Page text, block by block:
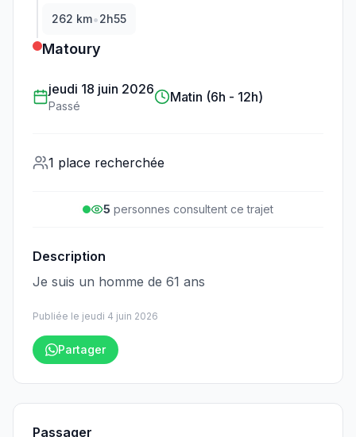
262 km•2h55
Matoury
jeudi 18 juin 2026
Passé
Matin (6h - 12h)
1 place recherchée
5 personnes consultent ce trajet
Description
Je suis un homme de 61 ans
Publiée le jeudi 4 juin 2026
Partager
Passager